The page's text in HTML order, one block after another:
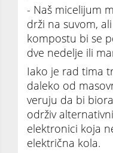
- Naš micelijum
drži na suvom,
kompostu bi se
dve nedelje ili
Iako je rad tima
daleko od
veruju da bi
održiv
elektronici koja
električna kola.